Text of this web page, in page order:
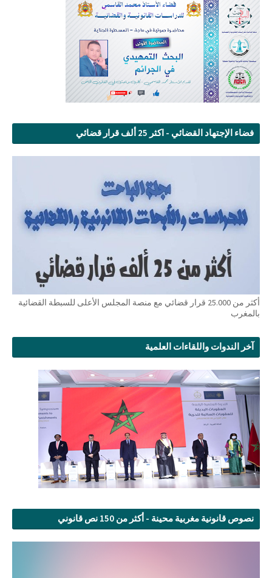
فضاء الإجتهاد القضائي - اكثر 25 ألف قرار قضائي
أكثر من 25.000 قرار قضائي مع منصة المجلس الأعلى للسبطة القضائية
بالمغرب
آخر الندوات واللقاءات العلمية
نصوص قانونية مغربية محينة - أكثر من 150 نص قانوني